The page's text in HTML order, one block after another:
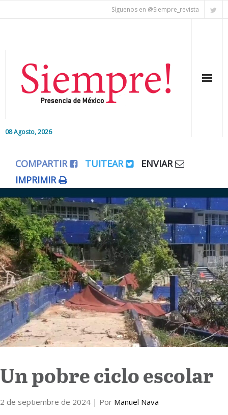
Síguenos en @Siempre_revista
08 Agosto, 2026
Editorial
Nacional
Colaboradores
Internacional
Cultura
COMPARTIR TUITEAR
ENVIAR
IMPRIMIR
Un pobre ciclo escolar
2 de septiembre de 2024 | Por Manuel Nava